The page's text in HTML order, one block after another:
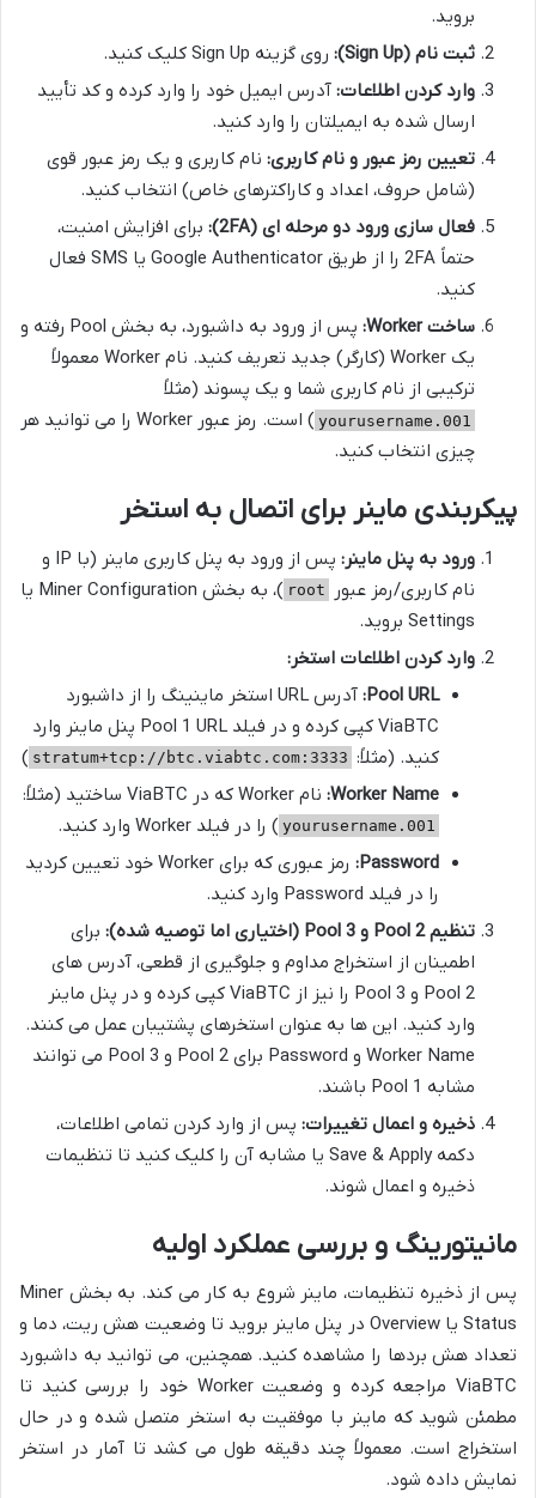
بروید.
ثبت نام (Sign Up):
روی گزینه Sign Up کلیک کنید.
وارد کردن اطلاعات: آدرس ایمیل خود را وارد کرده و کد تأیید
ارسال شده به ایمیلتان را وارد کنید.
تعیین رمز عبور و نام کاربری: نام کاربری و یک رمز عبور قوی
(شامل حروف، اعداد و کاراکترهای خاص) انتخاب کنید.
فعال سازی ورود دو مرحله ای (2FA):
برای افزایش امنیت،
حتماً 2FA را از طریق Google Authenticator یا SMS فعال
کنید.
ساخت Worker:
پس از ورود به داشبورد، به بخش Pool رفته و
یک Worker (کارگر) جدید تعریف کنید. نام Worker معمولاً
ترکیبی از نام کاربری شما و یک پسوند (مثلاً
yourusername.001
) است. رمز عبور Worker را می توانید هر
چیزی انتخاب کنید.
پیکربندی ماینر برای اتصال به استخر
ورود به پنل ماینر:
پس از ورود به پنل کاربری ماینر (با IP و
نام کاربری/رمز عبور
root
)، به بخش Miner Configuration یا
Settings بروید.
وارد کردن اطلاعات استخر:
Pool URL:
آدرس URL استخر ماینینگ را از داشبورد
ViaBTC کپی کرده و در فیلد Pool 1 URL پنل ماینر وارد
کنید. (مثلاً: stratum+tcp://btc.viabtc.com:3333
)
Worker Name: نام Worker که در ViaBTC ساختید (مثلاً:
yourusername.001 ) را در فیلد Worker وارد کنید.
Password:
رمز عبوری که برای Worker خود تعیین کردید
را در فیلد Password وارد کنید.
تنظیم Pool 2 و Pool 3 (اختیاری اما توصیه شده):
برای
اطمینان از استخراج مداوم و جلوگیری از قطعی، آدرس های
Pool 2 و Pool 3 را نیز از ViaBTC کپی کرده و در پنل ماینر
وارد کنید. این ها به عنوان استخرهای پشتیبان عمل می کنند.
Worker Name و Password برای Pool 2 و Pool 3 می توانند
مشابه Pool 1 باشند.
ذخیره و اعمال تغییرات: پس از وارد کردن تمامی اطلاعات،
دکمه Save & Apply یا مشابه آن را کلیک کنید تا تنظیمات
ذخیره و اعمال شوند.
مانیتورینگ و بررسی عملکرد اولیه
پس از ذخیره تنظیمات، ماینر شروع به کار می کند. به بخش Miner
Status یا Overview در پنل ماینر بروید تا وضعیت هش ریت، دما و
تعداد هش بردها را مشاهده کنید. همچنین، می توانید به داشبورد
ViaBTC مراجعه کرده و وضعیت Worker خود را بررسی کنید تا
مطمئن شوید که ماینر با موفقیت به استخر متصل شده و در حال
استخراج است. معمولاً چند دقیقه طول می کشد تا آمار در استخر
نمایش داده شود.